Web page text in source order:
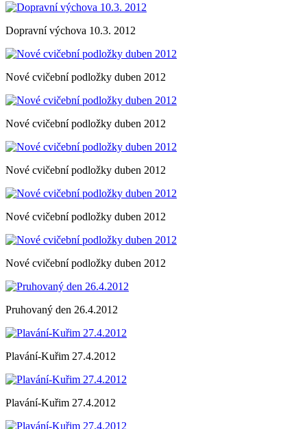
Dopravní výchova 10.3. 2012
Nové cvičební podložky duben 2012
Nové cvičební podložky duben 2012
Nové cvičební podložky duben 2012
Nové cvičební podložky duben 2012
Nové cvičební podložky duben 2012
Pruhovaný den 26.4.2012
Plavání-Kuřim 27.4.2012
Plavání-Kuřim 27.4.2012